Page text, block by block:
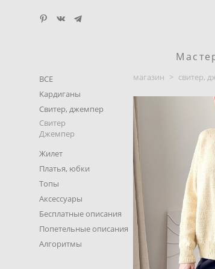
ВСЕ
Kардиганы
Свитер, джемпер
Свитер
Джемпер
Жилет
Платья, юбки
Топы
Аксессуары
Бесплатные описания
Попетельные описания
Алгоритмы
магазин > свитер,